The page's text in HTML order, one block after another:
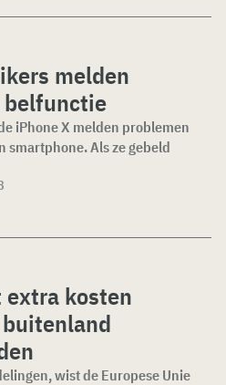
melden
belfunctie
iPhone X melden problemen
smartphone. Als ze gebeld
extra kosten
wist de Europese Unie